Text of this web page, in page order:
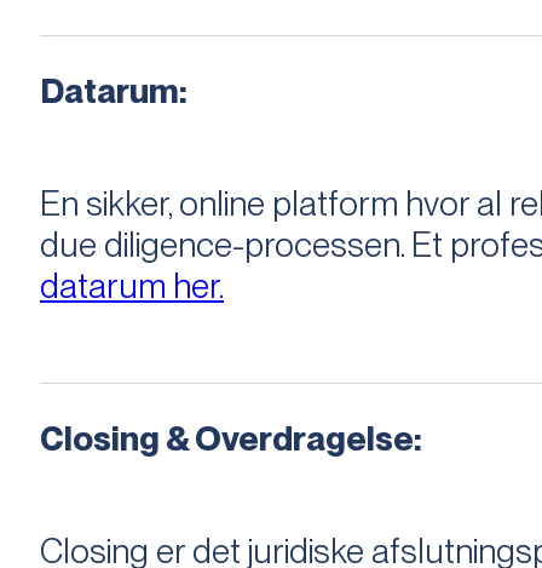
Datarum:
En sikker, online platform hvor al
due diligence-processen. Et
datarum her.
Closing & Overdragelse:
Closing er det juridiske